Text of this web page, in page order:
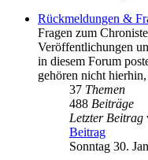
Rückmeldungen &
Fragen zum
Veröffentlichungen
in diesem Forum
gehören nicht
37 Themen
488 Beiträge
Letzter Beitrag
Beitrag
Sonntag 30.